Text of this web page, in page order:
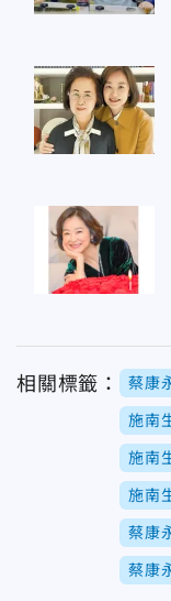
相關標籤： 蔡康
施南
施南
施南
蔡康
蔡康